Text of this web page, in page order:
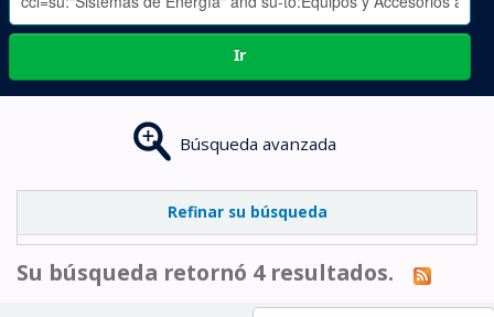
Ir
Búsqueda avanzada
Refinar su búsqueda
Su búsqueda retornó 4 resultados.